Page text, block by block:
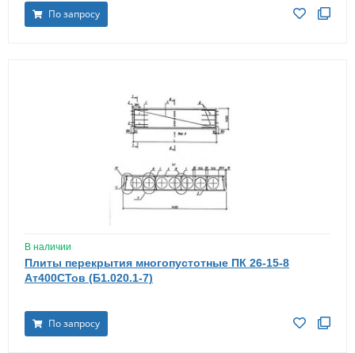
По запросу
В наличии
Плиты перекрытия многопустотные ПК 26-15-8
Ат400СТов (Б1.020.1-7)
По запросу